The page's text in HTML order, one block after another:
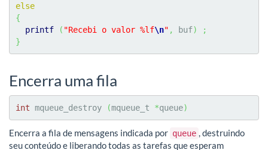
else
{
printf
( "Recebi o valor %lf\n" , buf)
;
}
Encerra uma fila
int mqueue_destroy (mqueue_t *queue)
Encerra a fila de mensagens indicada por queue , destruindo
seu conteúdo e liberando todas as tarefas que esperam